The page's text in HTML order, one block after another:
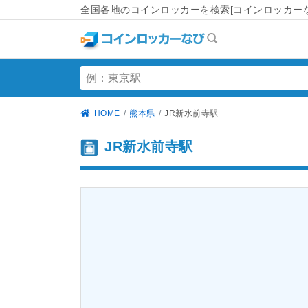
全国各地のコインロッカーを検索[コインロッカー
HOME 熊本県 JR新水前寺駅
JR新水前寺駅